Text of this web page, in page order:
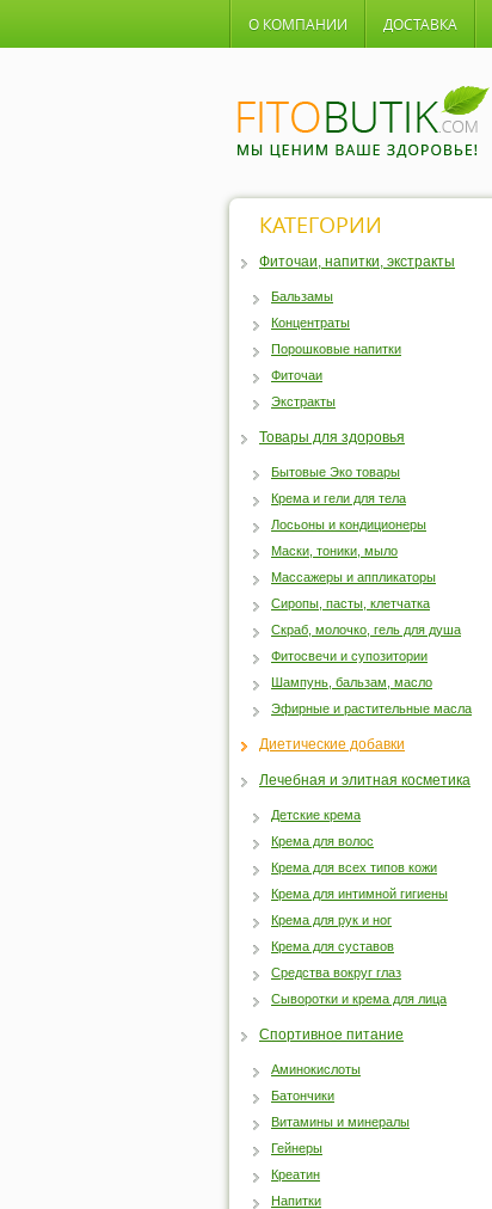
О КОМПАНИИ ДОСТАВКА
КАТЕГОРИИ
Фиточаи, напитки, экстракты
Бальзамы
Концентраты
Порошковые напитки
Фиточаи
Экстракты
Товары для здоровья
Бытовые Эко товары
Крема и гели для тела
Лосьоны и кондиционеры
Маски, тоники, мыло
Массажеры и аппликаторы
Сиропы, пасты, клетчатка
Скраб, молочко, гель для душа
Фитосвечи и супозитории
Шампунь, бальзам, масло
Эфирные и растительные масла
Диетические добавки
Лечебная и элитная косметика
Детские крема
Крема для волос
Крема для всех типов кожи
Крема для интимной гигиены
Крема для рук и ног
Крема для суставов
Средства вокруг глаз
Сыворотки и крема для лица
Спортивное питание
Аминокислоты
Батончики
Витамины и минералы
Гейнеры
Креатин
Напитки